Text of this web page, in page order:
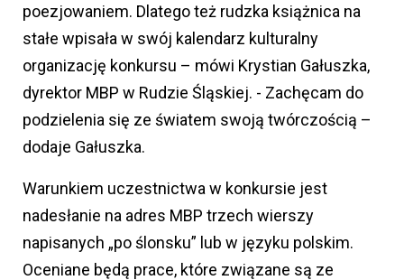
poezjowaniem. Dlatego też rudzka książnica na
stałe wpisała w swój kalendarz kulturalny
organizację konkursu – mówi Krystian Gałuszka,
dyrektor MBP w Rudzie Śląskiej. - Zachęcam do
podzielenia się ze światem swoją twórczością –
dodaje Gałuszka.
Warunkiem uczestnictwa w konkursie jest
nadesłanie na adres MBP trzech wierszy
napisanych „po ślonsku” lub w języku polskim.
Oceniane będą prace, które związane są ze